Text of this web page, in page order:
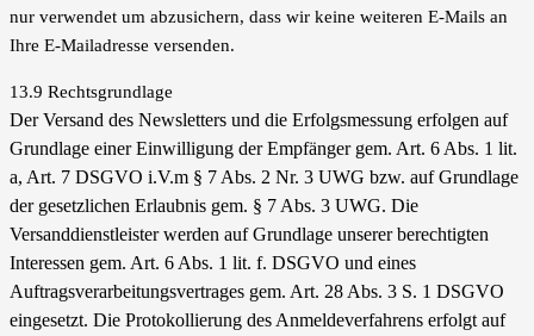
nur verwendet um abzusichern, dass wir keine weiteren E-Mails an
Ihre E-Mailadresse versenden.
13.9 Rechtsgrundlage
Der Versand des Newsletters und die Erfolgsmessung erfolgen auf
Grundlage einer Einwilligung der Empfänger gem. Art. 6 Abs. 1 lit.
a, Art. 7 DSGVO i.V.m § 7 Abs. 2 Nr. 3 UWG bzw. auf Grundlage
der gesetzlichen Erlaubnis gem. § 7 Abs. 3 UWG. Die
Versanddienstleister werden auf Grundlage unserer berechtigten
Interessen gem. Art. 6 Abs. 1 lit. f. DSGVO und eines
Auftragsverarbeitungsvertrages gem. Art. 28 Abs. 3 S. 1 DSGVO
eingesetzt. Die Protokollierung des Anmeldeverfahrens erfolgt auf